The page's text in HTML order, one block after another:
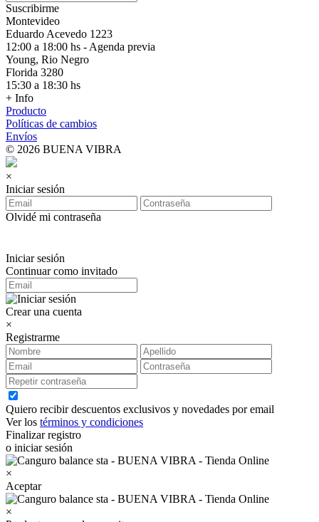
Suscribirme
Montevideo
Eduardo Acevedo 1223
12:00 a 18:00 hs - Agenda previa
Young, Rio Negro
Florida 3280
15:30 a 18:30 hs
+ Info
Producto
Políticas de cambios
Envíos
© 2026 BUENA VIBRA
×
Iniciar sesión
Olvidé mi contraseña
Iniciar sesión
Continuar como invitado
Crear una cuenta
×
Registrarme
Quiero recibir descuentos exclusivos y novedades por email
Ver los términos y condiciones
Finalizar registro
o iniciar sesión
×
Aceptar
×